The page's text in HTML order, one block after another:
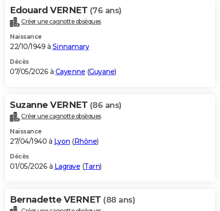
Edouard VERNET (76 ans)
Créer une cagnotte obsèques
Naissance
22/10/1949 à Sinnamary
Décès
07/05/2026 à Cayenne (Guyane)
Suzanne VERNET (86 ans)
Créer une cagnotte obsèques
Naissance
27/04/1940 à Lyon (Rhône)
Décès
01/05/2026 à Lagrave (Tarn)
Bernadette VERNET (88 ans)